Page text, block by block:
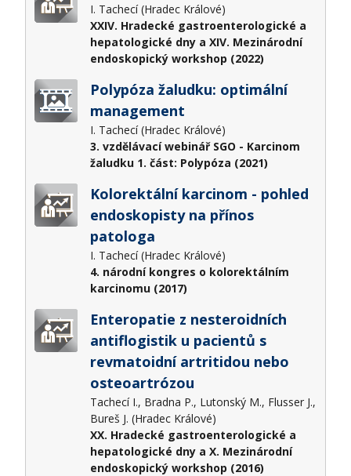
I. Tachecí (Hradec Králové)
XXIV. Hradecké gastroenterologické a
hepatologické dny a XIV. Mezinárodní
endoskopický workshop (2022)
Polypóza žaludku: optimální
management
I. Tachecí (Hradec Králové)
3. vzdělávací webinář SGO - Karcinom
žaludku 1. část: Polypóza (2021)
Kolorektální karcinom - pohled
endoskopisty na přínos
patologa
I. Tachecí (Hradec Králové)
4. národní kongres o kolorektálním
karcinomu (2017)
Enteropatie z nesteroidních
antiflogistik u pacientů s
revmatoidní artritidou nebo
osteoartrózou
Tachecí I., Bradna P., Lutonský M., Flusser J.,
Bureš J. (Hradec Králové)
XX. Hradecké gastroenterologické a
hepatologické dny a X. Mezinárodní
endoskopický workshop (2016)